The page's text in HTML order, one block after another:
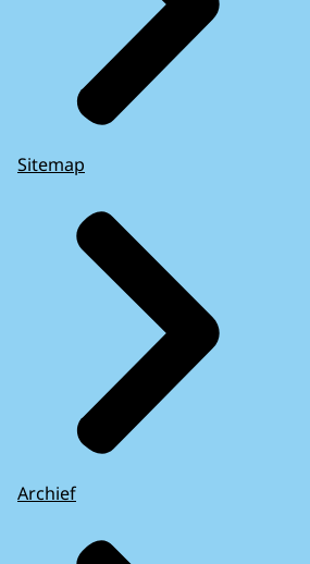
Sitemap
Archief